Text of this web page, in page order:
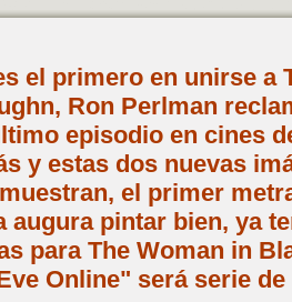
el primero en unirse a
Ron Perlman
episodio en cines
y estas dos nuevas
el primer
augura pintar bien, ya
para The Woman in
Online" será serie